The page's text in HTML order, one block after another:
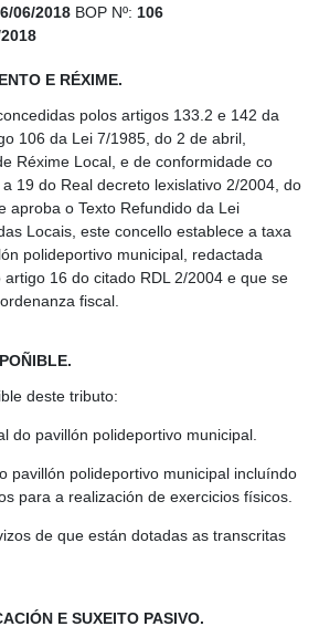
06/2018 BOP Nº: 106
E RÉXIME.
polos artigos 133.2 e 142 da
106 da Lei 7/1985, do 2 de abril,
Réxime Local, e de conformidade co
19 do Real decreto lexislativo 2/2004, do
aproba o Texto Refundido da Lei
Locais, este concello establece a taxa
polideportivo municipal, redactada
16 do citado RDL 2/2004 e que se
fiscal.
deste tributo:
do pavillón polideportivo municipal.
pavillón polideportivo municipal incluíndo
para a realización de exercicios físicos.
de que están dotadas as transcritas
E SUXEITO PASIVO.